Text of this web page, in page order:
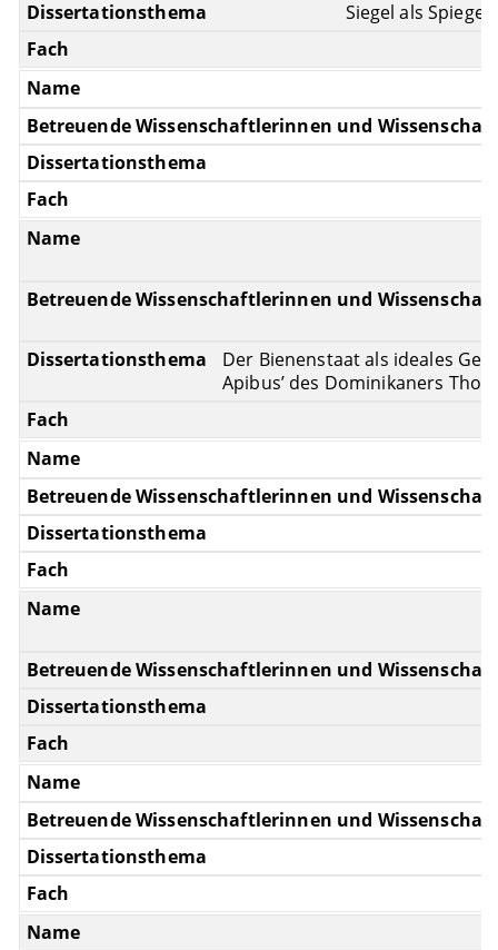
Siegel als
Der Bienenstaat als ideales
Apibus’ des Dominikaners